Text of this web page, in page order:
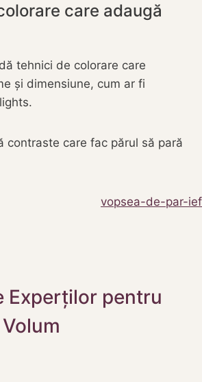
care adaugă
tehnici de colorare care
și dimensiune, cum ar fi
contraste care fac părul să pară
Experților pentru